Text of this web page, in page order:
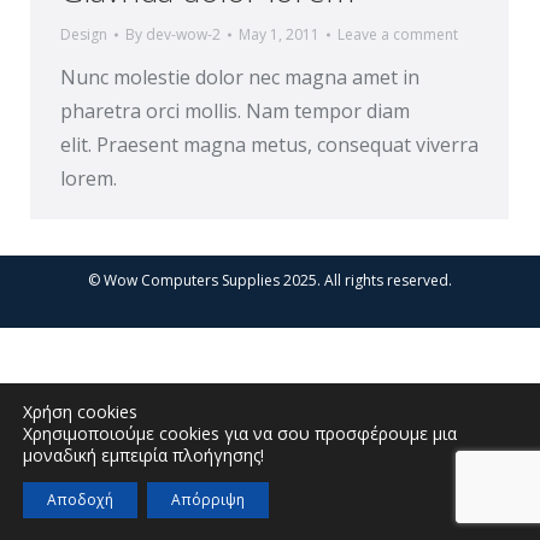
Design By dev-wow-2 May 1, 2011 Leave a comment
Nunc molestie dolor nec magna amet in
pharetra orci mollis. Nam tempor diam
elit. Praesent magna metus, consequat viverra
lorem.
© Wow Computers Supplies 2025. All rights reserved.
Χρήση cookies
Χρησιμοποιούμε cookies για να σου προσφέρουμε μια
μοναδική εμπειρία πλοήγησης!
Αποδοχή Απόρριψη